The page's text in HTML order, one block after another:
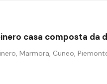
casa composta da
Marmora, Cuneo,